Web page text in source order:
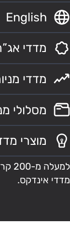
English
מדדי
מדדי
מסלולי
מוצרי
מדדי אינדקס.